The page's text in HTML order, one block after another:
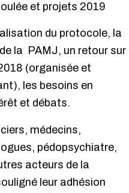
et projets 2019
du protocole, la
la PAMJ, un retour sur
(organisée et
les besoins en
et débats.
médecins,
pédopsychiatre,
acteurs de la
leur adhésion